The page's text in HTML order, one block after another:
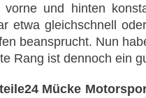
und hinten
etwa gleichschnell
beansprucht. Nun
Rang ist dennoch ein
Mücke